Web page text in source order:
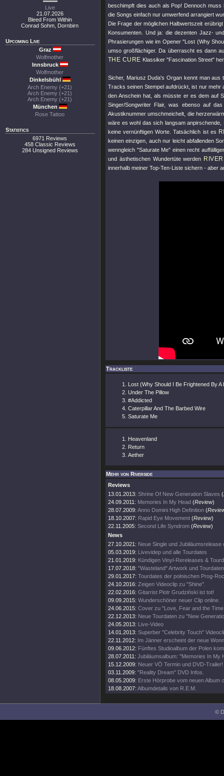
Live
21.07.2026
Bleed From Within
Conrad Sohm, Dornbirn
Upcoming Live
Graz
Wolfmother
Innsbruck
Wolfmother
Dinkelsbühl
Arch Enemy (+21)
Arch Enemy (+21)
Arch Enemy (+21)
München
Rose Tattoo
Statistics
6971 Reviews
458 Classic Reviews
284 Unsigned Reviews
beschimpft dies auch als Pop! Dennoch
die Songs einfach nur umwerfend arrangiert
Die Frage der möglichen Halbwertszeit
Konsumenten. Und ja: die dezenten Jazz-
Phrasierungen wie im Opener"Lost (Why
umso großflächiger. Da überrascht es dann
THE CURE Klassiker "Fascination Street"
Sicher, Mariusz Duda's Organ kennt man aus
Tracks seinen Stempel aufdrückt, ist nur mehr
den Anschein hat, als müsste er es dem auf
Singer/Songwriter Flair, was ebenso auf
Akustiknummer umschmeichelt, die
wäre es wohl das sich langsam
keine vernünftigen Worte. Tatsächlich ist es
keinen einzigen, auch nur leicht abfallenden
wenngleich "Saturate Me" einen recht
und ästhetischen Wundertüte werden
innerhalb meiner Top-Ten-Liste sichern - aber
Trackliste
Lost (Why Should I Be Frightened By A
Under The Pillow
#Addicted
Caterpillar And The Barbed Wire
Saturate Me
Heavenland
Return
Aether
Mehr von Riverside
Reviews
13.01.2013: Shrine Of New Generation Slaves (
24.09.2011: Memories In My Head (Review)
28.07.2009: Anno Domini High Definition (
18.10.2007: Rapid Eye Movement (Review)
22.11.2005: Second Life Syndrom (Review)
News
27.10.2021: Neue Single und Jubiläumsrelease
05.03.2019: Livevidep und alle Tourdates
21.01.2019: Kündigen Vinyl-Rereleases &
17.07.2018: "Wasteland" Artwork und Tourdaten
29.01.2017: Tourdates der polnischen Prog-
24.10.2016: Zeigen Videoclip zu "Shine".
22.02.2016: Gitarrist Piotr Grudziński ist tot!
09.09.2015: Wunderschöner neuer Clip online.
24.06.2015: Cover zu "Love, Fear and the
22.12.2013: Neue Tourdaten zu "New
24.05.2013: Live-Video
14.01.2013: Superber "Celebrity Touch"
22.11.2012: Im Jänner erscheint der neue
09.06.2012: Fünftes Studioalbum der Polen
28.07.2011: Jubiläumsalbum: "Memories In My
15.12.2009: Neuer VÖ Termin und DVD-Trailer!
03.11.2009: "Reality Dream" DVD Infos.
08.05.2009: Erste Hörprobe vom neuen Album
18.08.2007: Albumdetails von R.E.M.
©